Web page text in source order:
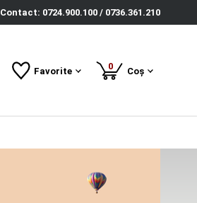
Contact: 0724.900.100 / 0736.361.210
Favorite 0produse
Coș